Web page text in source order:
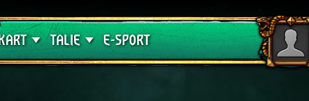
TALIE
Poradniki
E-SPORT